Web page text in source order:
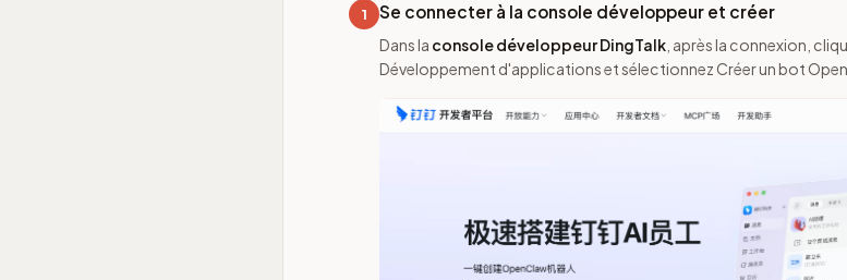
1 Se connecter à la console développeur et créer
Dans la console développeur DingTalk , après la connexion,
Développement d'applications et sélectionnez Créer un bot